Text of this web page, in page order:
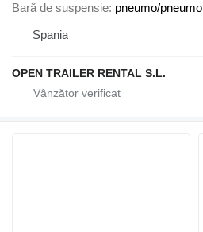
Bară de suspensie pneumo/pneumo
Spania
OPEN TRAILER RENTAL S.L.